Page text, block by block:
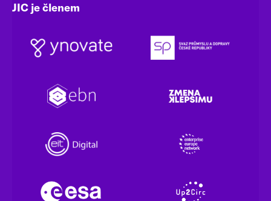
JIC je členem